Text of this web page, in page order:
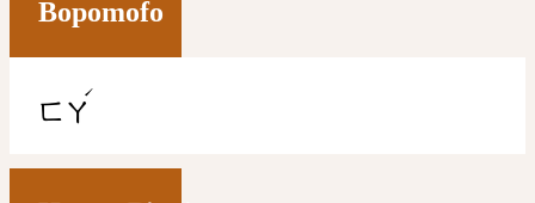
Bopomofo
ㄈㄚ
ˊ